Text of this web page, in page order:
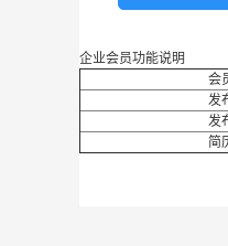
企业会员功能说明
会
发
发
简